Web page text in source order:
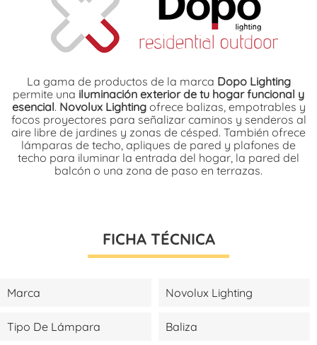
La gama de productos de la marca Dopo Lighting
permite una iluminación exterior de tu hogar funcional y
esencial. Novolux Lightingofrece balizas, empotrables y
focos proyectores para señalizar caminos y senderos al
aire libre de jardines y zonas de césped. También ofrece
lámparas de techo, apliques de pared y plafones de
techo para iluminar la entrada del hogar, la pared del
balcón o una zona de paso en terrazas.
FICHA TÉCNICA
Marca Novolux Lighting
Tipo De Lámpara Baliza